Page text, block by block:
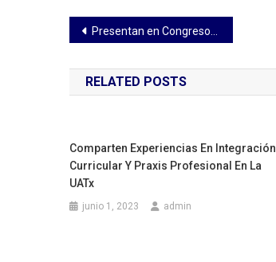
Navegación
de
entradas
Presentan en Congreso actividades de la «Feria del Durazno 2025»
RELATED POSTS
Comparten Experiencias En Integración
Curricular Y Praxis Profesional En La
UATx
junio 1, 2023 admin